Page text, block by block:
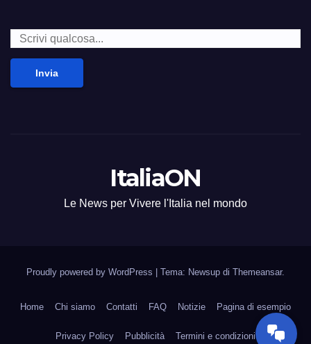
Invia
ItaliaON
Le News per Vivere l'Italia nel mondo
Proudly powered by WordPress Tema: Newsup di Themeansar.
Home Chi siamo Contatti FAQ Notizie Pagina di esempio
Privacy Policy Pubblicità Termini e condizioni